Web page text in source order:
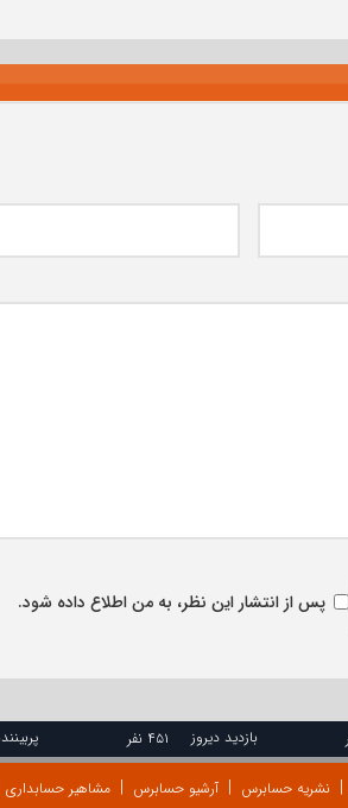
پس از انتشار این نظر، به من اطلاع داده شود.
بازدید دیروز ۴۵۱ نفر
نشریه حسابرس آرشیو حسابرس مشاهیر حسابداری